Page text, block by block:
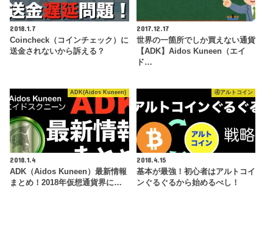
2018.1.7
Coincheck（コインチェック）に
送金されないから訴える？
2017.12.17
世界の一箇所でしか買えない通貨
【ADK】Aidos Kuneen（エイ
ド…
ADK(Aidos Kuneen)
2018.1.4
ADK（Aidos Kuneen）最新情報
まとめ！2018年仮想通貨界に…
④アルトコイン
2018.4.15
基本が最強！初心者はアルトコイ
ンぐるぐるから始めるべし！